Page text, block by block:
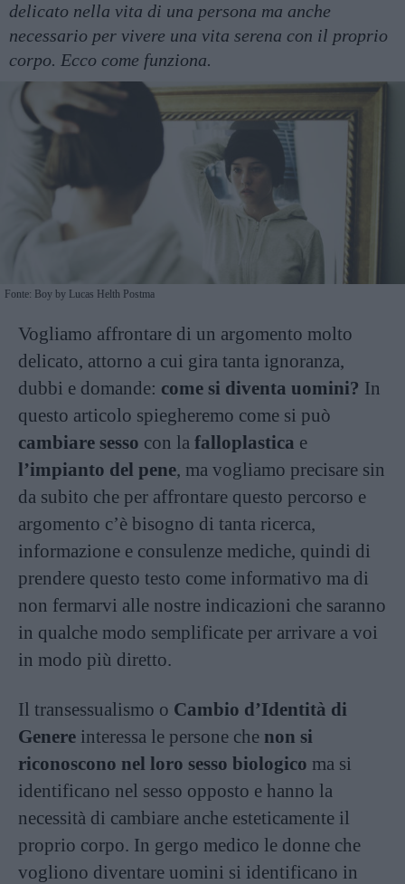
delicato nella vita di una persona ma anche
necessario per vivere una vita serena con il proprio
corpo. Ecco come funziona.
Fonte: Boy by Lucas Helth Postma
Vogliamo affrontare di un argomento molto
delicato, attorno a cui gira tanta ignoranza,
dubbi e domande: come si diventa uomini? In
questo articolo spiegheremo come si può
cambiare sesso con la falloplastica e
l’impianto del pene, ma vogliamo precisare sin
da subito che per affrontare questo percorso e
argomento c’è bisogno di tanta ricerca,
informazione e consulenze mediche, quindi di
prendere questo testo come informativo ma di
non fermarvi alle nostre indicazioni che saranno
in qualche modo semplificate per arrivare a voi
in modo più diretto.
Il transessualismo o Cambio d’Identità di
Genere interessa le persone che non si
riconoscono nel loro sesso biologico ma si
identificano nel sesso opposto e hanno la
necessità di cambiare anche esteticamente il
proprio corpo. In gergo medico le donne che
vogliono diventare uomini si identificano in